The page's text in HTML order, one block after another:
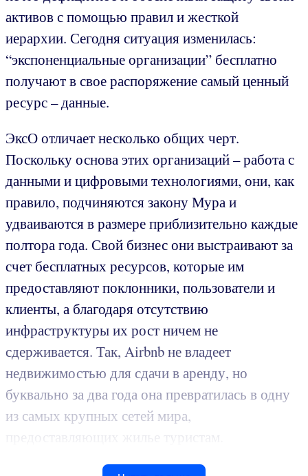
активов с помощью правил и жесткой
иерархии. Сегодня ситуация изменилась:
“экспоненциальные организации” бесплатно
получают в свое распоряжение самый ценный
ресурс – данные.
ЭксО отличает несколько общих черт.
Поскольку основа этих организаций – работа с
данными и цифровыми технологиями, они, как
правило, подчиняются закону Мура и
удваиваются в размере приблизительно каждые
полтора года. Свой бизнес они выстраивают за
счет бесплатных ресурсов, которые им
предоставляют поклонники, пользователи и
клиенты, а благодаря отсутствию
инфраструктуры их рост ничем не
сдерживается. Так, Airbnb не владеет
недвижимостью для сдачи в аренду, но
буквально за два года она превратилась в одну
из самых крупных сетей мира,